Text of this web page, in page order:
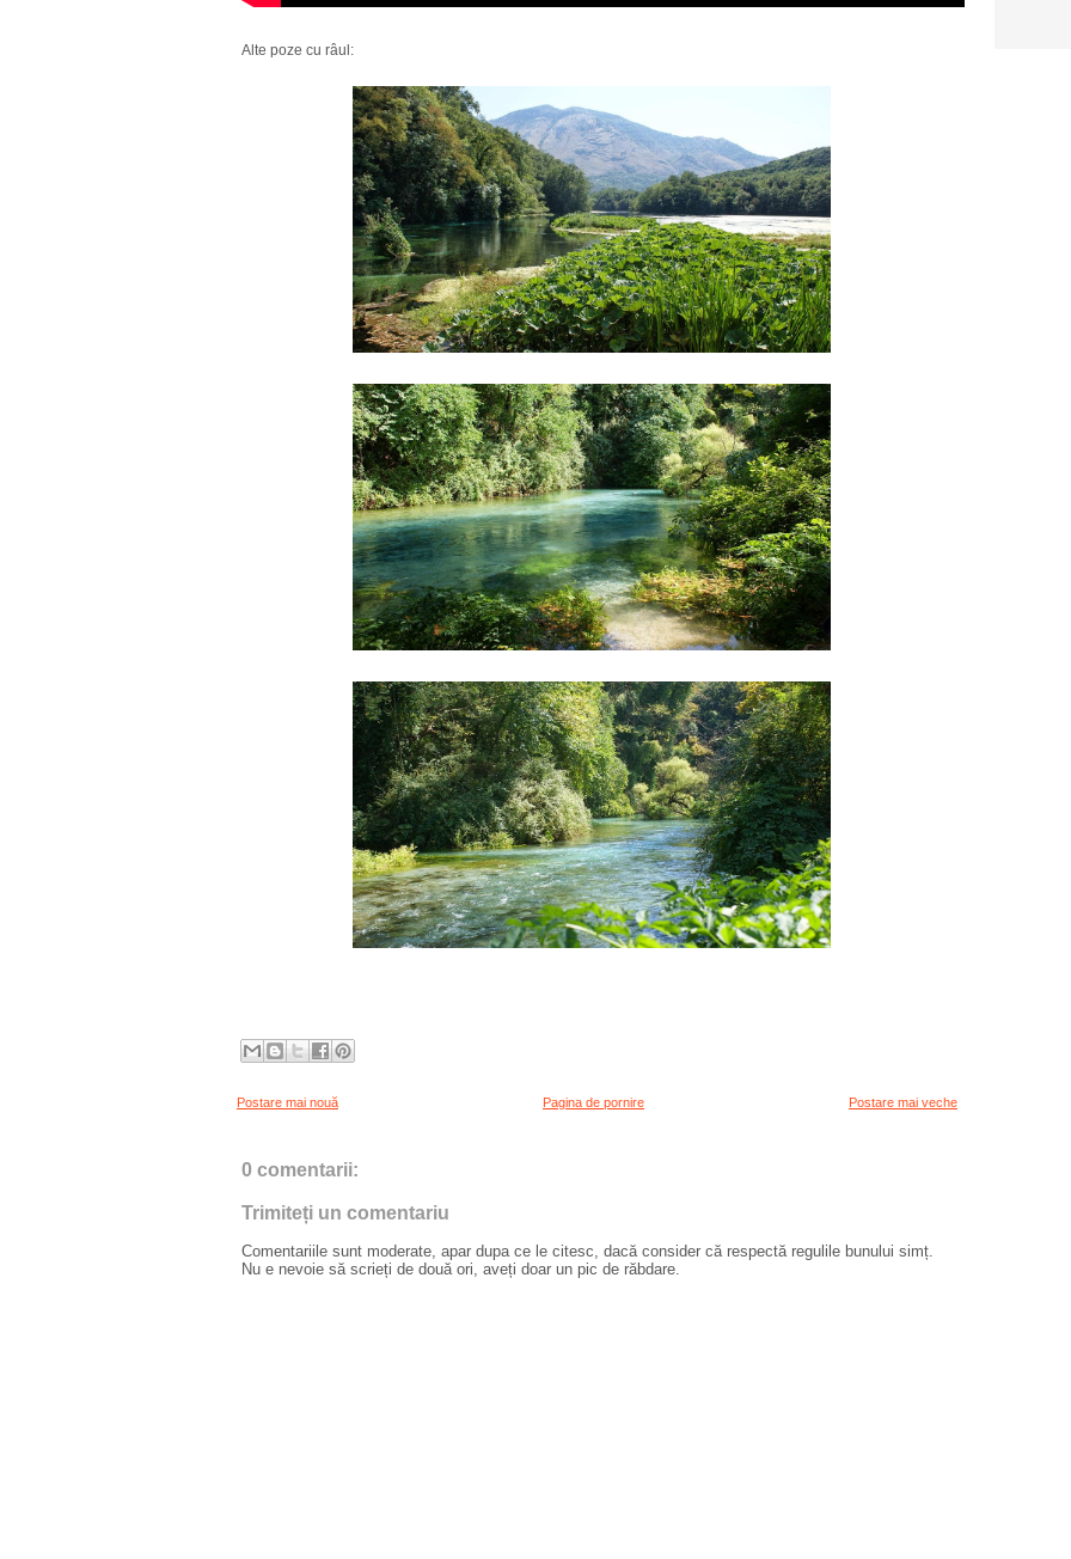
Alte poze cu râul:
Postare mai nouă Postare mai veche
Pagina de pornire
0 comentarii:
Trimiteți un comentariu
Comentariile sunt moderate, apar dupa ce le citesc, dacă consider că respectă regulile bunului simț.
Nu e nevoie să scrieți de două ori, aveți doar un pic de răbdare.